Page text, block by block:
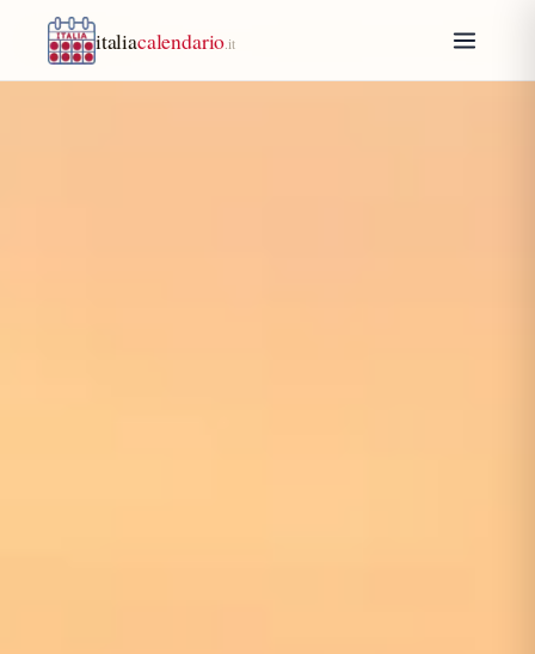
italiacalendario .it